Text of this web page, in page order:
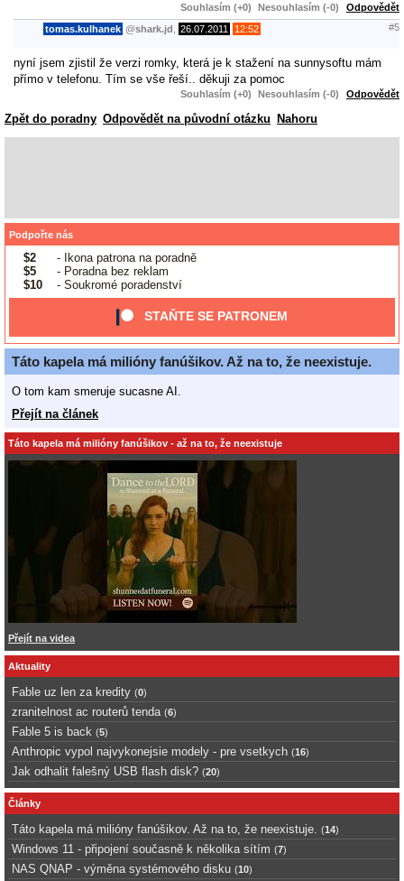
Souhlasím (+0) Nesouhlasím (-0) Odpovědět
tomas.kulhanek @shark.jd 26.07.2011 12:52 #5
nyní jsem zjistil že verzi romky, která je k stažení na sunnysoftu mám
přímo v telefonu. Tím se vše řeší.. děkuji za pomoc
Souhlasím (+0) Nesouhlasím (-0) Odpovědět
Zpět do poradny Odpovědět na původní otázku Nahoru
Podpořte nás
$2
- Ikona patrona na poradně
$5
- Poradna bez reklam
$10
- Soukromé poradenství
STAŇTE SE PATRONEM
Táto kapela má milióny fanúšikov. Až na to, že neexistuje.
O tom kam smeruje sucasne AI.
Přejít na článek
Táto kapela má milióny fanúšikov - až na to, že neexistuje
Přejít na videa
Aktuality
Fable uz len za kredity (0)
zranitelnost ac routerů tenda (6)
Fable 5 is back (5)
Anthropic vypol najvykonejsie modely - pre vsetkych (16)
Jak odhalit falešný USB flash disk? (20)
Články
Táto kapela má milióny fanúšikov. Až na to, že neexistuje. (14)
Windows 11 - připojení současně k několika sítím (7)
NAS QNAP - výměna systémového disku (10)